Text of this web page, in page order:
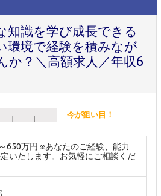
知識を学び成長できる
環境で経験を積みなが
か？＼高額求人／年収6
今が狙い目！
650万円 ※あなたのご経験、能力
いたします。お気軽にご相談くだ